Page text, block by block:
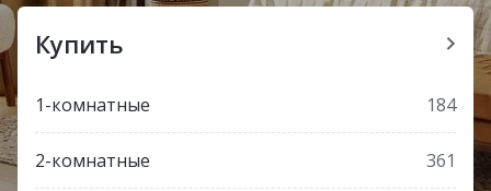
Купить
1-комнатные 184
2-комнатные 361